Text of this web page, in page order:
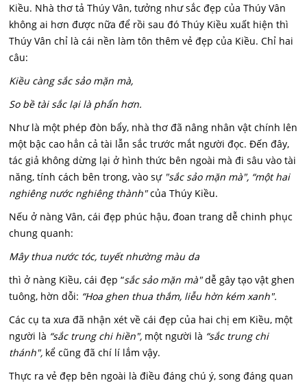
Kiều. Nhà thơ tả Thúy Vân, tưởng như sắc đẹp của Thúy Vân
không ai hơn được nữa để rồi sau đó Thúy Kiều xuất hiện thì
Thúy Vân chỉ là cái nền làm tôn thêm vẻ đẹp của Kiều. Chỉ hai
câu:
Kiều càng sắc sảo mặn mà,
So bề tài sắc lại là phẩn hơn.
Như là một phép đòn bẩy, nhà thơ đã nâng nhân vật chính lên
một bậc cao hẳn cả tài lẫn sắc trước mắt người đọc. Đến đây,
tác giả không dừng lại ở hình thức bên ngoài mà đi sâu vào tài
năng, tính cách bên trong, vào sự "sắc sảo mặn mà", “một hai
nghiêng nước nghiêng thành"của Thúy Kiều.
Nếu ở nàng Vân, cái đẹp phúc hậu, đoan trang dễ chinh phục
chung quanh:
Mây thua nước tóc, tuyết nhường màu da
thì ở nàng Kiều, cái đẹp “sắc sảo mặn mà"dễ gây tạo vật ghen
tuông, hờn dỗi: “Hoa ghen thua thắm, liễu hờn kém xanh".
Các cụ ta xưa đã nhận xét về cái đẹp của hai chị em Kiều, một
người là “sắc trung chi hiền", một người là “sắc trung chi
thánh", kể cũng đã chí lí lắm vậy.
Thực ra vẻ đẹp bên ngoài là điều đáng chú ý, song đáng quan